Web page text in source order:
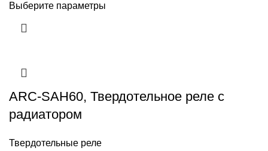
Выберите параметры
ARC-SAH60, Твердотельное реле с
радиатором
Твердотельные реле